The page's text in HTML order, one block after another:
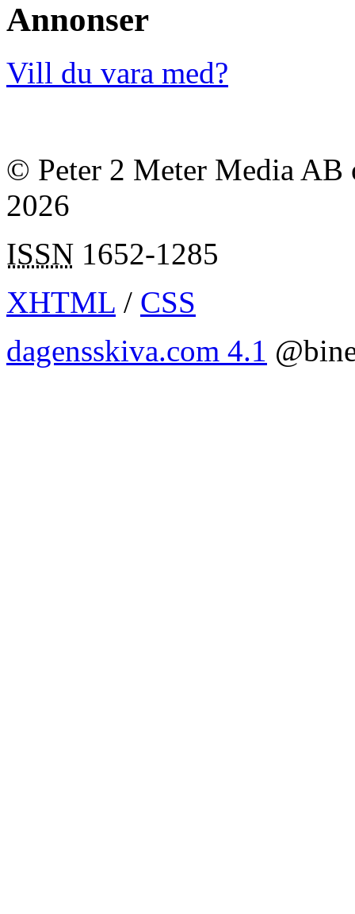
Annonser
Vill du vara med?
© Peter 2 Meter Media AB
2026
ISSN 1652-1285
XHTML / CSS
dagensskiva.com 4.1